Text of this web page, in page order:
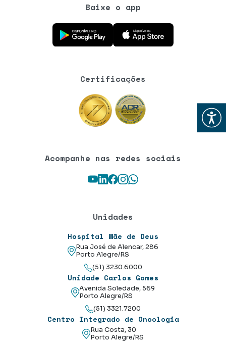
Abrir
Baixe o app
Baixe o aplicativo na Google Play Store
Baixe o aplicativo na App Store
Certificações
Acompanhe nas redes sociais
Youtube
LinkedIn
Facebook
Instagram
WhatsApp
Unidades
Hospital Mãe de Deus
Rua José de Alencar, 286
Porto Alegre/RS
(51) 3230.6000
Unidade Carlos Gomes
Avenida Soledade, 569
Porto Alegre/RS
(51) 3321.7200
Centro Integrado de Oncologia
Rua Costa, 30
Porto Alegre/RS